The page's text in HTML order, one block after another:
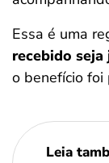
Essa é uma
recebido
o benefício foi
Leia